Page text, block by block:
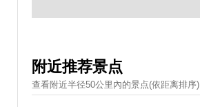
附近推荐景点
查看附近半径50公里內的景点(依距离排序)